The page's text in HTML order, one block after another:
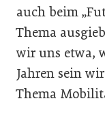
auch beim
Thema
wir uns etwa,
Jahren sein
Thema